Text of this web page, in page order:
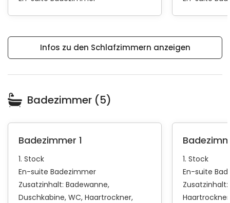
Infos zu den Schlafzimmern anzeigen
Badezimmer (5)
Badezimmer 1
1. Stock
En-suite Badezimmer
Zusatzinhalt: Badewanne
Duschkabine WC Haartrockner
1. Stock
En-suite
Zusatzinhalt:
Haartrockner